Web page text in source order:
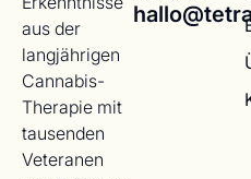
aus der
langjährigen
Cannabis-
Therapie mit
tausenden
Veteranen